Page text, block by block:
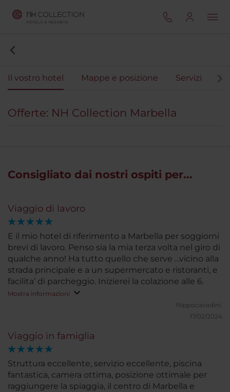
Il vostro hotel Mappe e posizione Servizi
Offerte: NH Collection Marbella
Consigliato dai nostri ospiti per...
Viaggio di lavoro
E il mio hotel di riferimento a Marbella per soggiorni
brevi di lavoro. Penso sia la mia terza volta nel giro di
qualche anno! Ha tutto quello che serve …vicino alla
strada principale e a un supermercato e ristoranti, e
facilita’ di parcheggio. Inizierei la colazione alle 6.
Mostra informazioni
filippocavadini.
17/02/2024
Viaggio in famiglia
Struttura eccellente, servizio eccellente, piscina
fantastica, camera ottima, posizione ottimale per
raggiungere la spiaggia, il centro di Marbella e